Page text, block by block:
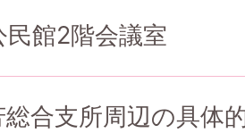
民館2階会議室
合支所周辺の具体